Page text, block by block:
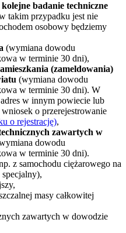
badanie techniczne
takim przypadku jest nie
osobowy będziemy
(wymiana dowodu
w terminie 30 dni),
(zameldowania)
(wymiana dowodu
w terminie 30 dni). W
w innym powiecie lub
o przerejestrowanie
o rejestrację),
zawartych w
dowodu
w terminie 30 dni).
z samochodu ciężarowego na
masy całkowitej
zawartych w dowodzie